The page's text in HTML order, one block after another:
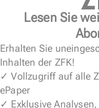
Lesen Sie
Erhalten Sie
Inhalten der ZFK!
✓ Vollzugriff auf alle
ePaper
✓ Exklusive